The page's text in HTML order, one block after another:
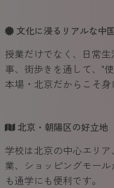
文化に浸るリアルな中
授業だけでなく、日常
事、街歩きを通して、"
本場・北京だからこそ身
北京・朝陽区の好立地
学校は北京の中心エリ
業、ショッピングモー
も通学にも便利です。